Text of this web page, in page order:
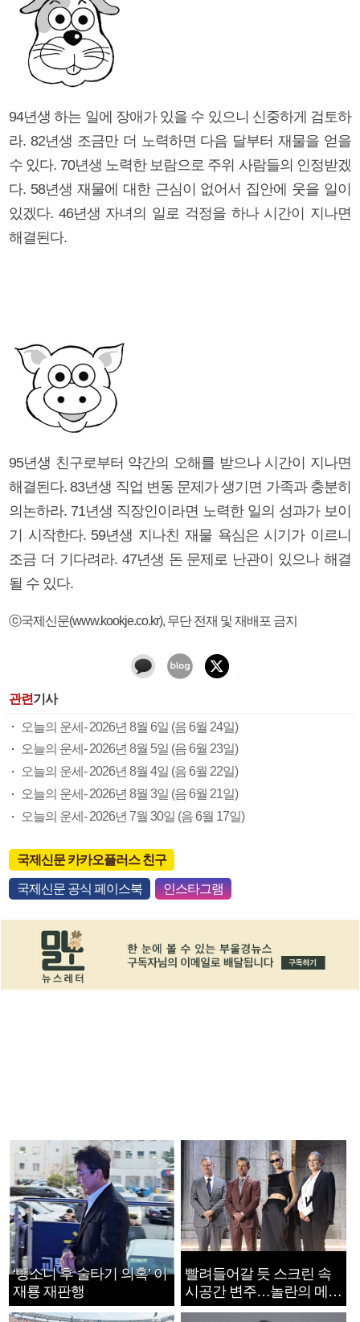
94년생 하는 일에 장애가 있을 수 있으니 신중하게 검토하
라. 82년생 조금만 더 노력하면 다음 달부터 재물을 얻을
수 있다. 70년생 노력한 보람으로 주위 사람들의 인정받겠
다. 58년생 재물에 대한 근심이 없어서 집안에 웃을 일이
있겠다. 46년생 자녀의 일로 걱정을 하나 시간이 지나면
해결된다.
95년생 친구로부터 약간의 오해를 받으나 시간이 지나면
해결된다. 83년생 직업 변동 문제가 생기면 가족과 충분히
의논하라. 71년생 직장인이라면 노력한 일의 성과가 보이
기 시작한다. 59년생 지나친 재물 욕심은 시기가 이르니
조금 더 기다려라. 47년생 돈 문제로 난관이 있으나 해결
될 수 있다.
ⓒ국제신문(www.kookje.co.kr), 무단 전재 및 재배포 금지
관련기사
오늘의 운세- 2026년 8월 6일 (음 6월 24일)
오늘의 운세- 2026년 8월 5일 (음 6월 23일)
오늘의 운세- 2026년 8월 4일 (음 6월 22일)
오늘의 운세- 2026년 8월 3일 (음 6월 21일)
오늘의 운세- 2026년 7월 30일 (음 6월 17일)
국제신문 카카오플러스 친구
국제신문 공식 페이스북 인스타그램
‘뺑소니 후 술타기 의혹’ 이
재룡 재판행
빨려들어갈 듯 스크린 속
시공간 변주…놀란의 메시
지는 ‘전쟁 속죄’